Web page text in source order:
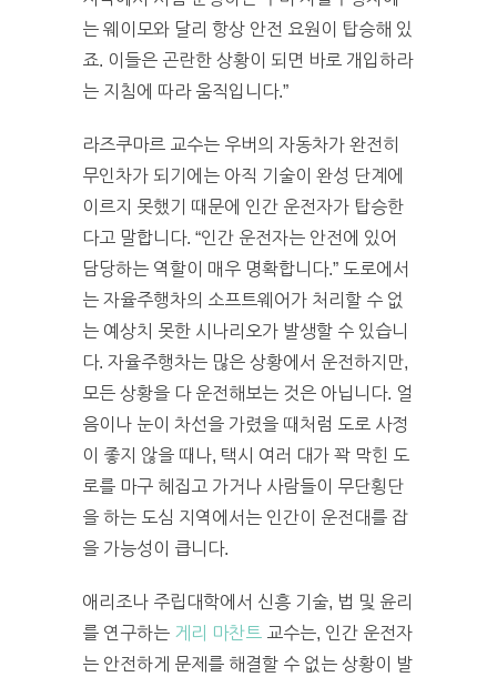
는 웨이모와 달리 항상 안전 요원이 탑승해 있
죠. 이들은 곤란한 상황이 되면 바로 개입하라
는 지침에 따라 움직입니다.”
라즈쿠마르 교수는 우버의 자동차가 완전히
무인차가 되기에는 아직 기술이 완성 단계에
이르지 못했기 때문에 인간 운전자가 탑승한
다고 말합니다. “인간 운전자는 안전에 있어
담당하는 역할이 매우 명확합니다.” 도로에서
는 자율주행차의 소프트웨어가 처리할 수 없
는 예상치 못한 시나리오가 발생할 수 있습니
다. 자율주행차는 많은 상황에서 운전하지만,
모든 상황을 다 운전해보는 것은 아닙니다. 얼
음이나 눈이 차선을 가렸을 때처럼 도로 사정
이 좋지 않을 때나, 택시 여러 대가 꽉 막힌 도
로를 마구 헤집고 가거나 사람들이 무단횡단
을 하는 도심 지역에서는 인간이 운전대를 잡
을 가능성이 큽니다.
애리조나 주립대학에서 신흥 기술, 법 및 윤리
를 연구하는 게리 마찬트 교수는, 인간 운전자
는 안전하게 문제를 해결할 수 없는 상황이 발